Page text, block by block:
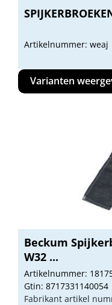
Artikelnummer: weaj
Varianten
Beckum
W32 ...
Artikelnummer:
Gtin: 8717331140054
Fabrikant artikel